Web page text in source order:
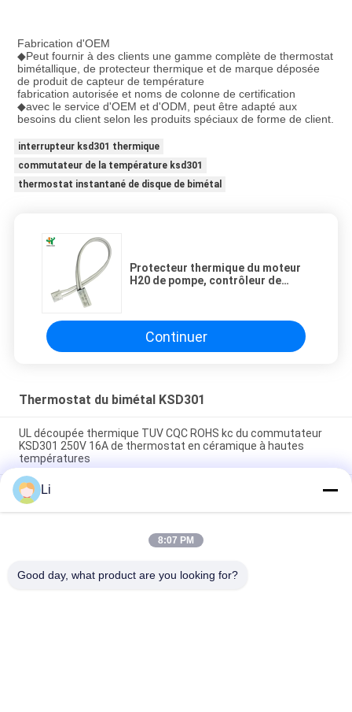
Fabrication d'OEM
◆Peut fournir à des clients une gamme complète de thermostat
bimétallique, de protecteur thermique et de marque déposée
de produit de capteur de température
fabrication autorisée et noms de colonne de certification
◆avec le service d'OEM et d'ODM, peut être adapté aux
besoins du client selon les produits spéciaux de forme de client.
interrupteur ksd301 thermique
commutateur de la température ksd301
thermostat instantané de disque de bimétal
Protecteur thermique du moteur
H20 de pompe, contrôleur de
Continuer
Thermostat du bimétal KSD301
UL découpée thermique TUV CQC ROHS kc du commutateur
KSD301 250V 16A de thermostat en céramique à hautes
températures
Thermostats instantanés d'action de disque bimétallique,
commutateur de commande limité de basse température
H31 250V 10 13C
Le type instantané puissance bimétallique d'action à C.A.
Li
8:07 PM
Good day, what product are you looking for?